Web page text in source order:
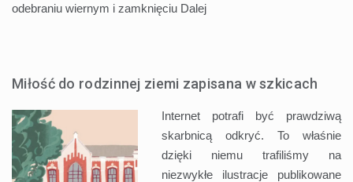
odebraniu wiernym i zamknięciu Dalej
Miłość do rodzinnej ziemi zapisana w szkicach
Internet potrafi być prawdziwą
skarbnicą odkryć. To właśnie
dzięki niemu trafiliśmy na
niezwykłe ilustracje publikowane